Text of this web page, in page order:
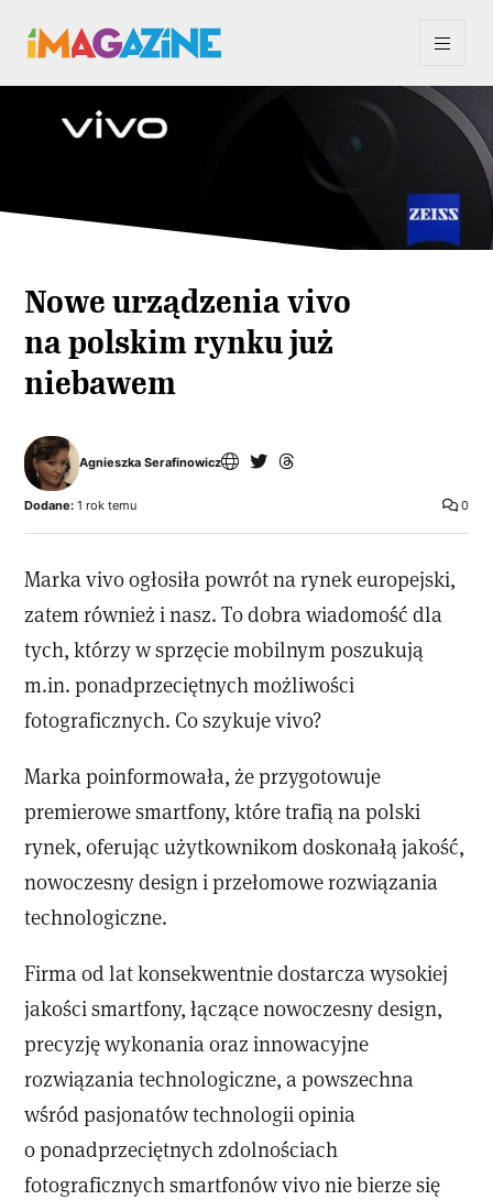
Nowe urządzenia vivo
na polskim rynku już
niebawem
Agnieszka Serafinowicz
0
Dodane: 1 rok temu
Marka vivo ogłosiła powrót na rynek europejski,
zatem również i nasz. To dobra wiadomość dla
tych, którzy w sprzęcie mobilnym poszukują
m.in. ponadprzeciętnych możliwości
fotograficznych. Co szykuje vivo?
Marka poinformowała, że przygotowuje
premierowe smartfony, które trafią na polski
rynek, oferując użytkownikom doskonałą jakość,
nowoczesny design i przełomowe rozwiązania
technologiczne.
Firma od lat konsekwentnie dostarcza wysokiej
jakości smartfony, łączące nowoczesny design,
precyzję wykonania oraz innowacyjne
rozwiązania technologiczne, a powszechna
wśród pasjonatów technologii opinia
o ponadprzeciętnych zdolnościach
fotograficznych smartfonów vivo nie bierze się